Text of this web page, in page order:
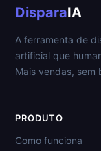
DisparaIA
A ferramenta de
artificial que
Mais vendas, sem
PRODUTO
Como funciona